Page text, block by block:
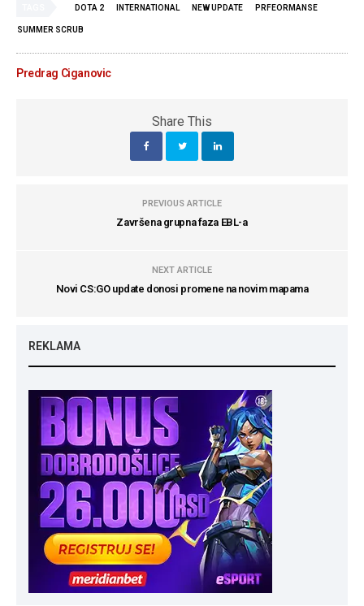
DOTA 2 INTERNATIONAL NEW UPDATE PRFEORMANSE
SUMMER SCRUB
Predrag Ciganovic
Share This
PREVIOUS ARTICLE
Završena grupna faza EBL-a
NEXT ARTICLE
Novi CS:GO update donosi promene na novim mapama
REKLAMA